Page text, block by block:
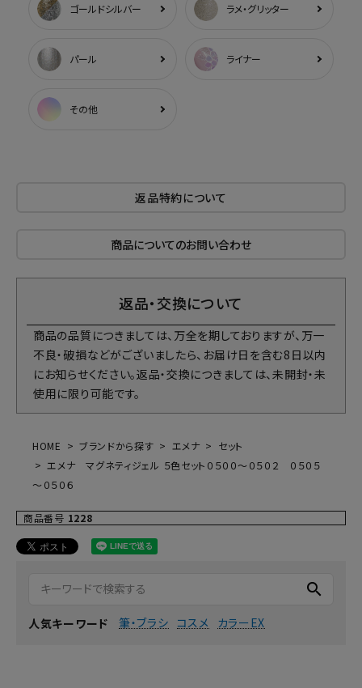
ゴールドシルバー ラメ・グリッター
パール ライナー
その他
返品特約について
商品についてのお問い合わせ
返品・交換について
商品の品質につきましては、万全を期しておりますが、万一
不良・破損などがございましたら、お届け日を含む8日以内
にお知らせください。返品・交換につきましては、未開封・未
使用に限り可能です。
HOME ブランドから探す エメナ
セット
エメナ マグネティジェル ５色セット０５００～０５０２ ０５０５
～０５０６
商品番号 1228
search
人気キーワード 筆・ブラシ コスメ カラーEX